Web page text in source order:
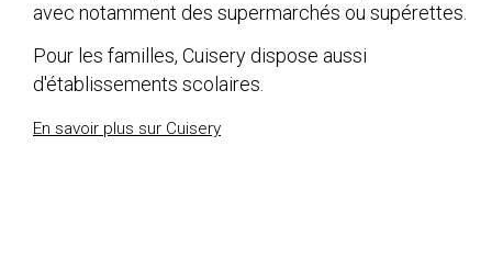
avec notamment des supermarchés ou supérettes.
Pour les familles, Cuisery dispose aussi
d'établissements scolaires.
En savoir plus sur Cuisery